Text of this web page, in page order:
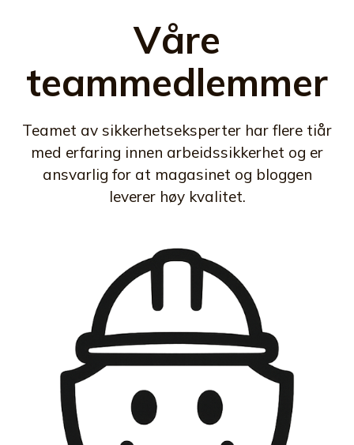
Våre
teammedlemmer
Teamet av sikkerhetseksperter har flere tiår
med erfaring innen arbeidssikkerhet og er
ansvarlig for at magasinet og bloggen
leverer høy kvalitet.